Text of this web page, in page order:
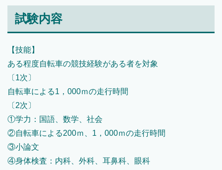
試験内容
【技能】
ある程度自転車の競技経験がある者を対象
〔1次〕
自転車による1，000ｍの走行時間
〔2次〕
①学力：国語、数学、社会
②自転車による200ｍ、1，000ｍの走行時間
③小論文
④身体検査：内科、外科、耳鼻科、眼科